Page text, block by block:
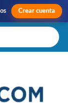
Crear cuenta